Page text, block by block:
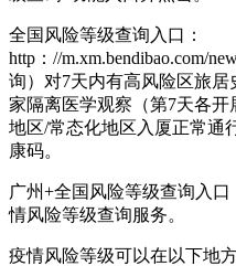
全国风险等级查询入口：
http：//m.xm.bendibao.com/
询）对7天内有高风险区旅
家隔离医学观察（第7天各
地区/常态化地区入厦正常通
康码。
广州+全国风险等级查询入
情风险等级查询服务。
疫情风险等级可以在以下地